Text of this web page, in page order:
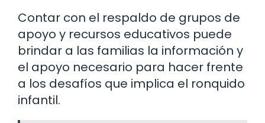
Contar con el respaldo de grupos de
apoyo y recursos educativos puede
brindar a las familias la información y
el apoyo necesario para hacer frente
a los desafíos que implica el ronquido
infantil.